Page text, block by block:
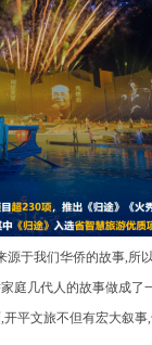
于我们华侨的故事,所
庭几代人的故事做成了
平文旅不但有宏大叙事